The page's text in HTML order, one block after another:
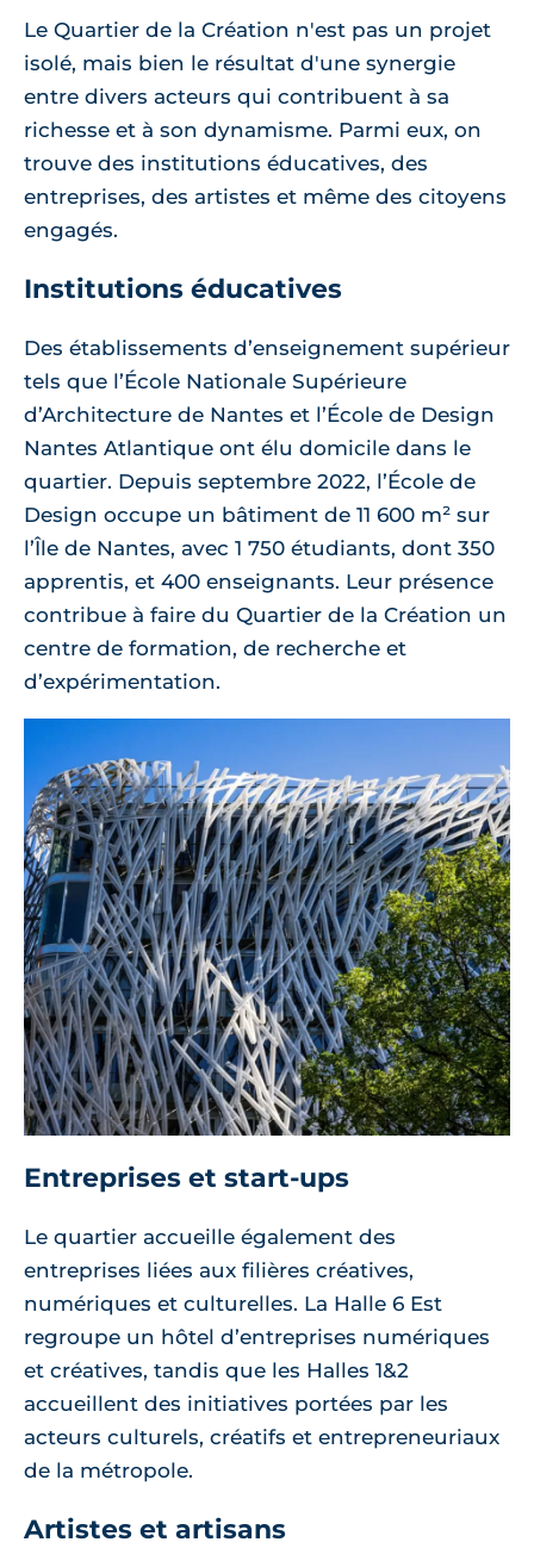
Le Quartier de la Création n'est pas un projet
isolé, mais bien le résultat d'une synergie
entre divers acteurs qui contribuent à sa
richesse et à son dynamisme. Parmi eux, on
trouve des institutions éducatives, des
entreprises, des artistes et même des citoyens
engagés.
Institutions éducatives
Des établissements d’enseignement supérieur
tels que l’École Nationale Supérieure
d’Architecture de Nantes et l’École de Design
Nantes Atlantique ont élu domicile dans le
quartier. Depuis septembre 2022, l’École de
Design occupe un bâtiment de 11 600 m² sur
l’Île de Nantes, avec 1 750 étudiants, dont 350
apprentis, et 400 enseignants. Leur présence
contribue à faire du Quartier de la Création un
centre de formation, de recherche et
d’expérimentation.
Entreprises et start-ups
Le quartier accueille également des
entreprises liées aux filières créatives,
numériques et culturelles. La Halle 6 Est
regroupe un hôtel d’entreprises numériques
et créatives, tandis que les Halles 1&2
accueillent des initiatives portées par les
acteurs culturels, créatifs et entrepreneuriaux
de la métropole.
Artistes et artisans